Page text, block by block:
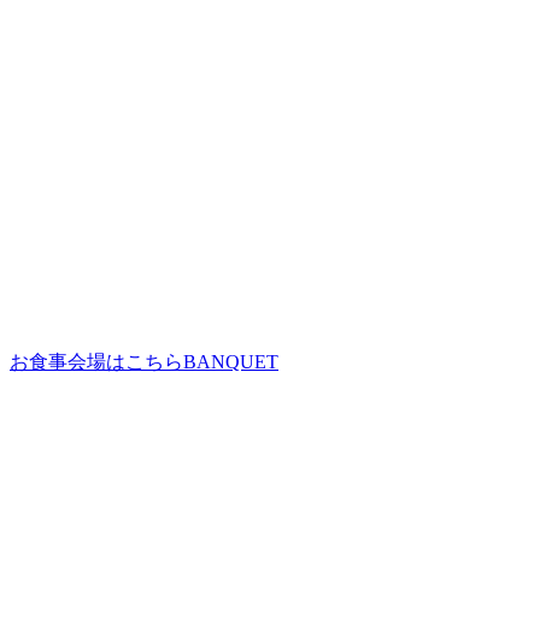
お食事会場はこちらBANQUET